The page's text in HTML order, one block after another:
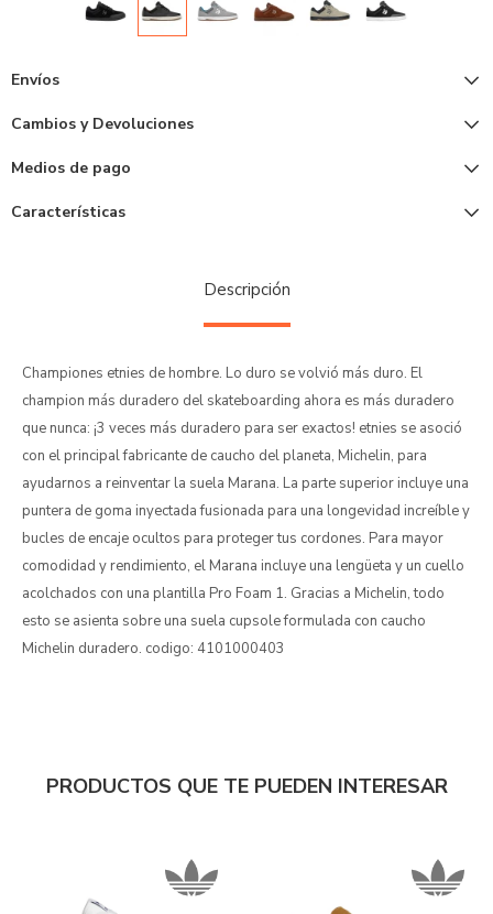
Envíos
Cambios y Devoluciones
Medios de pago
Características
Descripción
Championes etnies de hombre. Lo duro se volvió más duro. El
champion más duradero del skateboarding ahora es más duradero
que nunca: ¡3 veces más duradero para ser exactos! etnies se asoció
con el principal fabricante de caucho del planeta, Michelin, para
ayudarnos a reinventar la suela Marana. La parte superior incluye una
puntera de goma inyectada fusionada para una longevidad increíble y
bucles de encaje ocultos para proteger tus cordones. Para mayor
comodidad y rendimiento, el Marana incluye una lengüeta y un cuello
acolchados con una plantilla Pro Foam 1. Gracias a Michelin, todo
esto se asienta sobre una suela cupsole formulada con caucho
Michelin duradero. codigo: 4101000403
PRODUCTOS QUE TE PUEDEN INTERESAR